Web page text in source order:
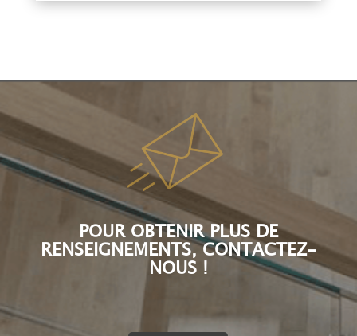
POUR OBTENIR PLUS DE
RENSEIGNEMENTS, CONTACTEZ-
NOUS !